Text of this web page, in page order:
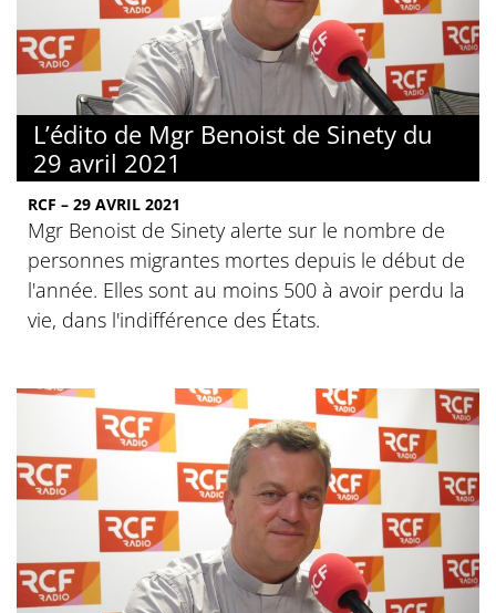
L’édito de Mgr Benoist de Sinety du
29 avril 2021
RCF – 29 AVRIL 2021
Mgr Benoist de Sinety alerte sur le nombre de
personnes migrantes mortes depuis le début de
l'année. Elles sont au moins 500 à avoir perdu la
vie, dans l'indifférence des États.